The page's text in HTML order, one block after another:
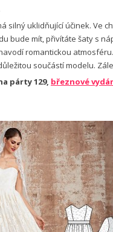
silný uklidňující účinek. Ve
bude mít, přivítáte šaty s
romantickou
součástí modelu.
párty 129, březnové